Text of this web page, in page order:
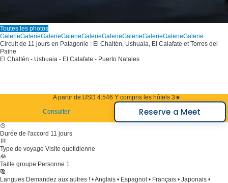
Toutes les photos
GalerieGalerieGalerieGalerieGalerieGalerieGalerieGalerieGalerieGalerie
Circuit de 11 jours en Patagonie : El Chaltén, Ushuaia, El Calafate et Torres del
Paine
El Chaltén - Ushuaia - El Calafate - Puerto Natales
A partir de:USD 4.546 Y compris les hôtels 3★
Consulter
Reserve a Meet
Durée de l'accord 11 jours
Type de voyage Visite quotidienne
Taille groupe Personne 1
Langues Demandez aux autres ! • Anglais • Espagnol • Français • Japonais •